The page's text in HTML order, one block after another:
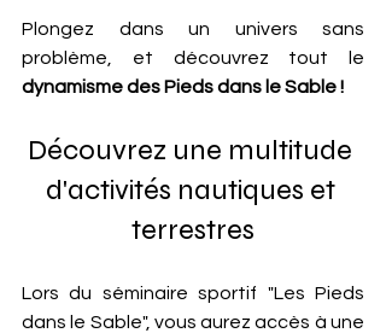
Plongez dans un univers sans
dynamisme des Pieds dans le Sable !
Découvrez une multitude
d'activités nautiques et
terrestres
Lors du séminaire sportif "Les Pieds
dans le Sable", vous aurez accès à une